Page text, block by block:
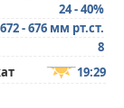
24 - 40%
672 - 676 мм рт.ст.
8
19:29